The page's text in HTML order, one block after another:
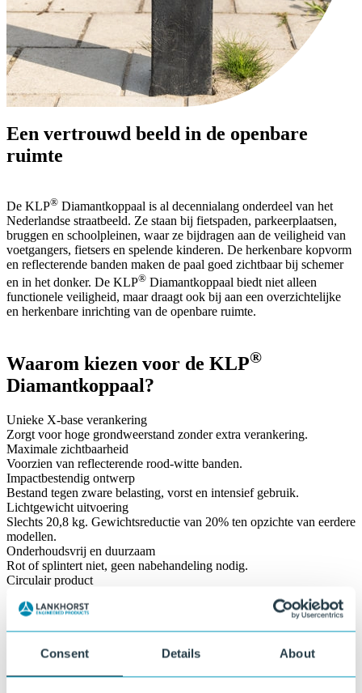
Consent Details About
Een vertrouwd beeld in de openbare
ruimte
De KLP® Diamantkoppaal is al decennialang onderdeel van het
Nederlandse straatbeeld. Ze staan bij fietspaden, parkeerplaatsen,
bruggen en schoolpleinen, waar ze bijdragen aan de veiligheid van
voetgangers, fietsers en spelende kinderen. De herkenbare kopvorm
en reflecterende banden maken de paal goed zichtbaar bij schemer
en in het donker. De KLP® Diamantkoppaal biedt niet alleen
functionele veiligheid, maar draagt ook bij aan een overzichtelijke
en herkenbare inrichting van de openbare ruimte.
Waarom kiezen voor de KLP®
Diamantkoppaal?
Unieke X-base verankering
Zorgt voor hoge grondweerstand zonder extra verankering.
Maximale zichtbaarheid
Voorzien van reflecterende rood-witte banden.
Impactbestendig ontwerp
Bestand tegen zware belasting, vorst en intensief gebruik.
Lichtgewicht uitvoering
Slechts 20,8 kg. Gewichtsreductie van 20% ten opzichte van eerdere
modellen.
Onderhoudsvrij en duurzaam
Rot of splintert niet, geen nabehandeling nodig.
Circulair product